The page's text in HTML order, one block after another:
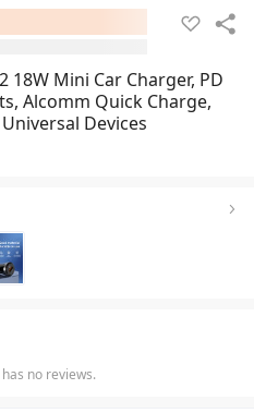
18W Mini Car Charger, PD
Alcomm Quick Charge,
Devices
no reviews.